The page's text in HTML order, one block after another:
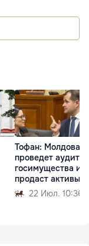
Тофан: Молдова
проведет аудит
госимущества и
продаст активы
22 Июл. 10:36